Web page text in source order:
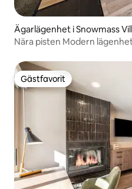
Ägarlägenhet i Snowmass
Nära pisten Modern
Gästfavorit
Gästfavorit